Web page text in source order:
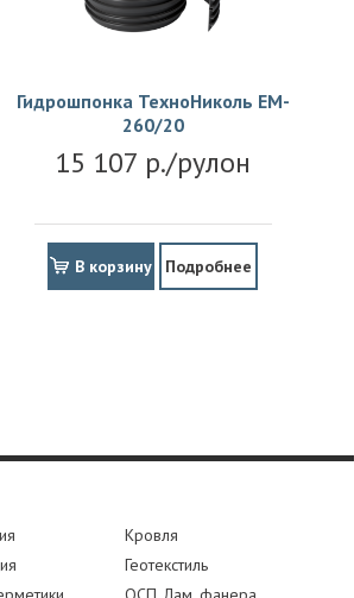
Гидрошпонка ТехноНиколь EM-
260/20
15 107 р./рулон
В корзину Подробнее
Кровля
Геотекстиль